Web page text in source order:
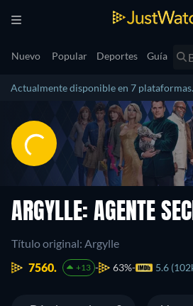
Nuevo Popular Deportes Guía
Actualmente disponible en 7 plataformas.
ARGYLLE: AGENTE
Título original: Argylle
7560.
+13 63% 5.6